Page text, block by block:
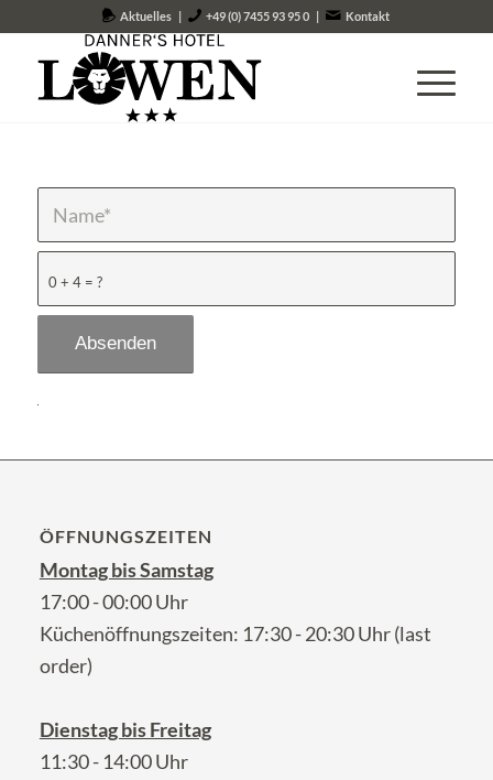
Aktuelles | +49 (0) 7455 93 95 0 | Kontakt
0 + 4 = ?
ÖFFNUNGSZEITEN
Montag bis Samstag
17:00 - 00:00 Uhr
Küchenöffnungszeiten: 17:30 - 20:30 Uhr (last
order)
Dienstag bis Freitag
11:30 - 14:00 Uhr